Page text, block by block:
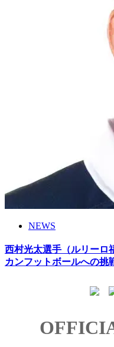
NEWS
西村光太選手（ルリーロ
カンフットボールへの挑